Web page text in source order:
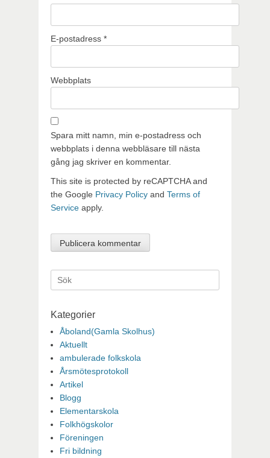
E-postadress *
Webbplats
Spara mitt namn, min e-postadress och
webbplats i denna webbläsare till nästa
gång jag skriver en kommentar.
This site is protected by reCAPTCHA and
the Google Privacy Policy and Terms of
Service apply.
Sök
efter:
Kategorier
Åboland(Gamla Skolhus)
Aktuellt
ambulerade folkskola
Årsmötesprotokoll
Artikel
Blogg
Elementarskola
Folkhögskolor
Föreningen
Fri bildning